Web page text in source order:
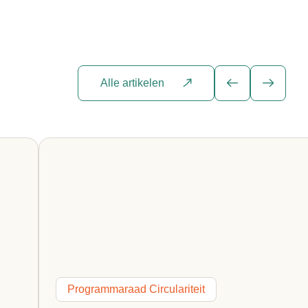
Alle artikelen
Programmaraad Circulariteit